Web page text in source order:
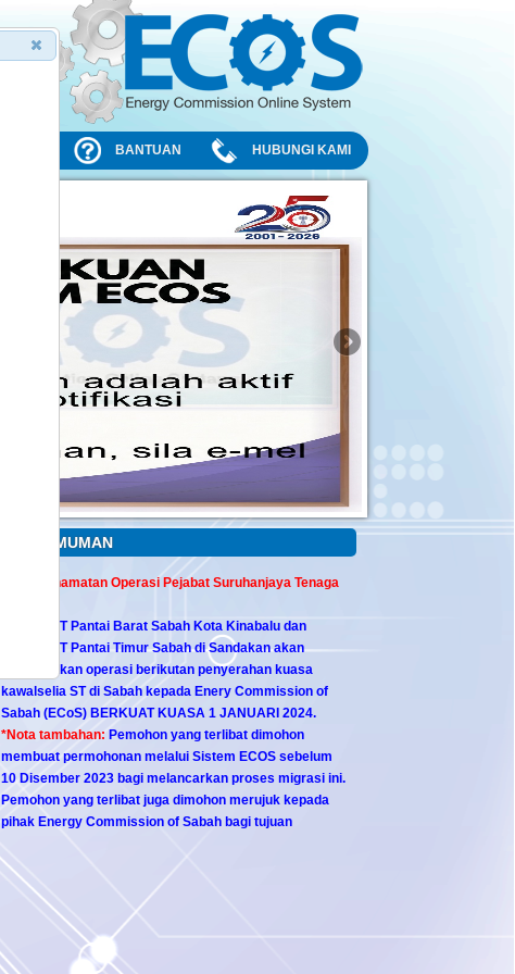
BANTUAN HUBUNGI KAMI
PENGUMUMAN
Notis Penamatan Operasi Pejabat Suruhanjaya Tenaga
Pejabat ST Pantai Barat Sabah Kota Kinabalu dan
Pejabat ST Pantai Timur Sabah di Sandakan akan
menamatkan operasi berikutan penyerahan kuasa
kawalselia ST di Sabah kepada Enery Commission of
Sabah (ECoS) BERKUAT KUASA 1 JANUARI 2024.
*Nota tambahan: Pemohon yang terlibat dimohon
membuat permohonan melalui Sistem ECOS sebelum
10 Disember 2023 bagi melancarkan proses migrasi ini.
Pemohon yang terlibat juga dimohon merujuk kepada
pihak Energy Commission of Sabah bagi tujuan
Perhatian
Setiap permohonan yang telah dihantar secara atas
talian pada Sistem ECOS, sila cetak
danBORANG ST(KE)1
Pendaftaran Orang Kompeten